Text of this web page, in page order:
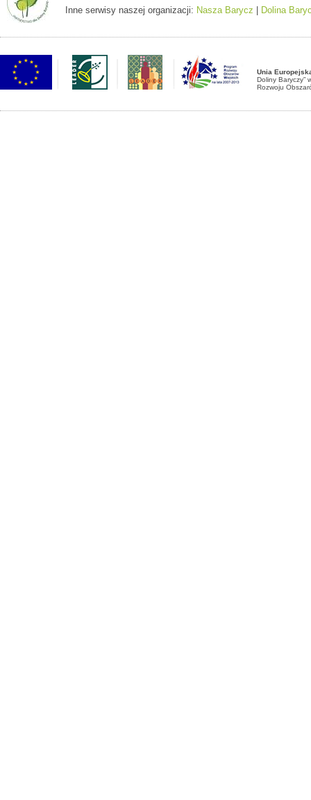
Inne serwisy naszej organizacji: Nasza Barycz Dolina
Unia
Doliny Baryczy”
Rozwoju